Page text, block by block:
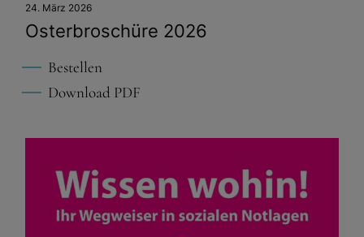
Osterbroschüre 2026
24. März 2026
Bestellen
Download PDF